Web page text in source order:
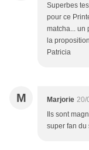
Superbes
pour ce
matcha... un
la
Patricia
M Marjorie 20/
Ils sont
super fan du